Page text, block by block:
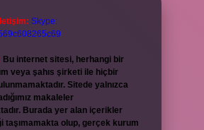
Skype:
Bu internet sitesi, herhangi bir
veya şahıs şirketi ile hiçbir
Sitede yalnızca
makaleler
Burada yer alan içerikler
taşımamakta olup, gerçek kurum